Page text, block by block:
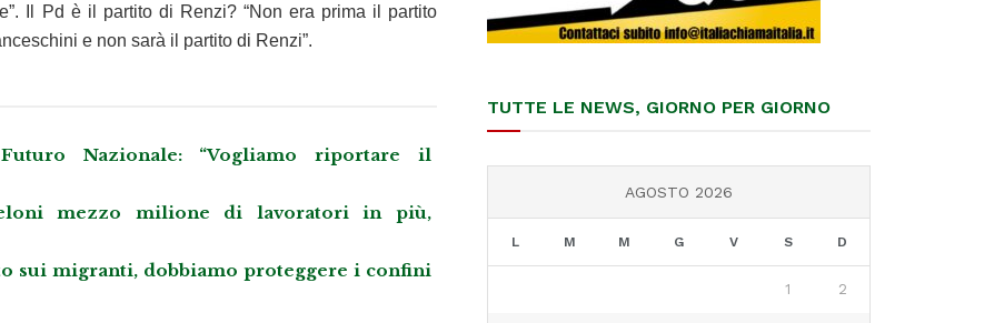
Il Pd è il partito di Renzi? “Non era prima il partito
e non sarà il partito di Renzi”.
Nazionale: “Vogliamo riportare il
mezzo milione di lavoratori in più,
sui migranti, dobbiamo proteggere i confini
TUTTE LE NEWS, GIORNO PER GIORNO
AGOSTO 2026
L M M G V S D
1 2